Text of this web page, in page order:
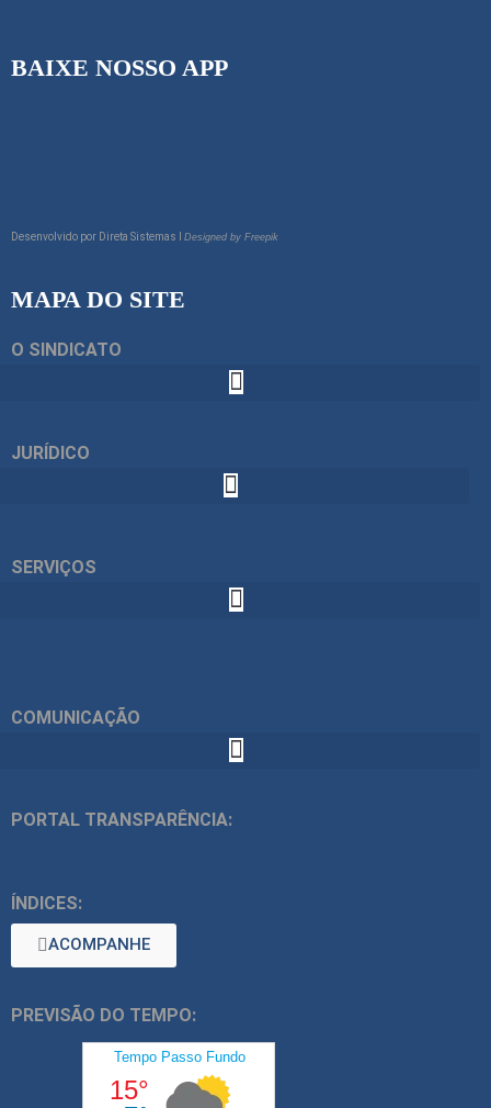
BAIXE NOSSO APP
Desenvolvido por Direta Sistemas I Designed by Freepik
MAPA DO SITE
O SINDICATO
JURÍDICO
SERVIÇOS
COMUNICAÇÃO
PORTAL TRANSPARÊNCIA:
ÍNDICES:
ACOMPANHE
PREVISÃO DO TEMPO: